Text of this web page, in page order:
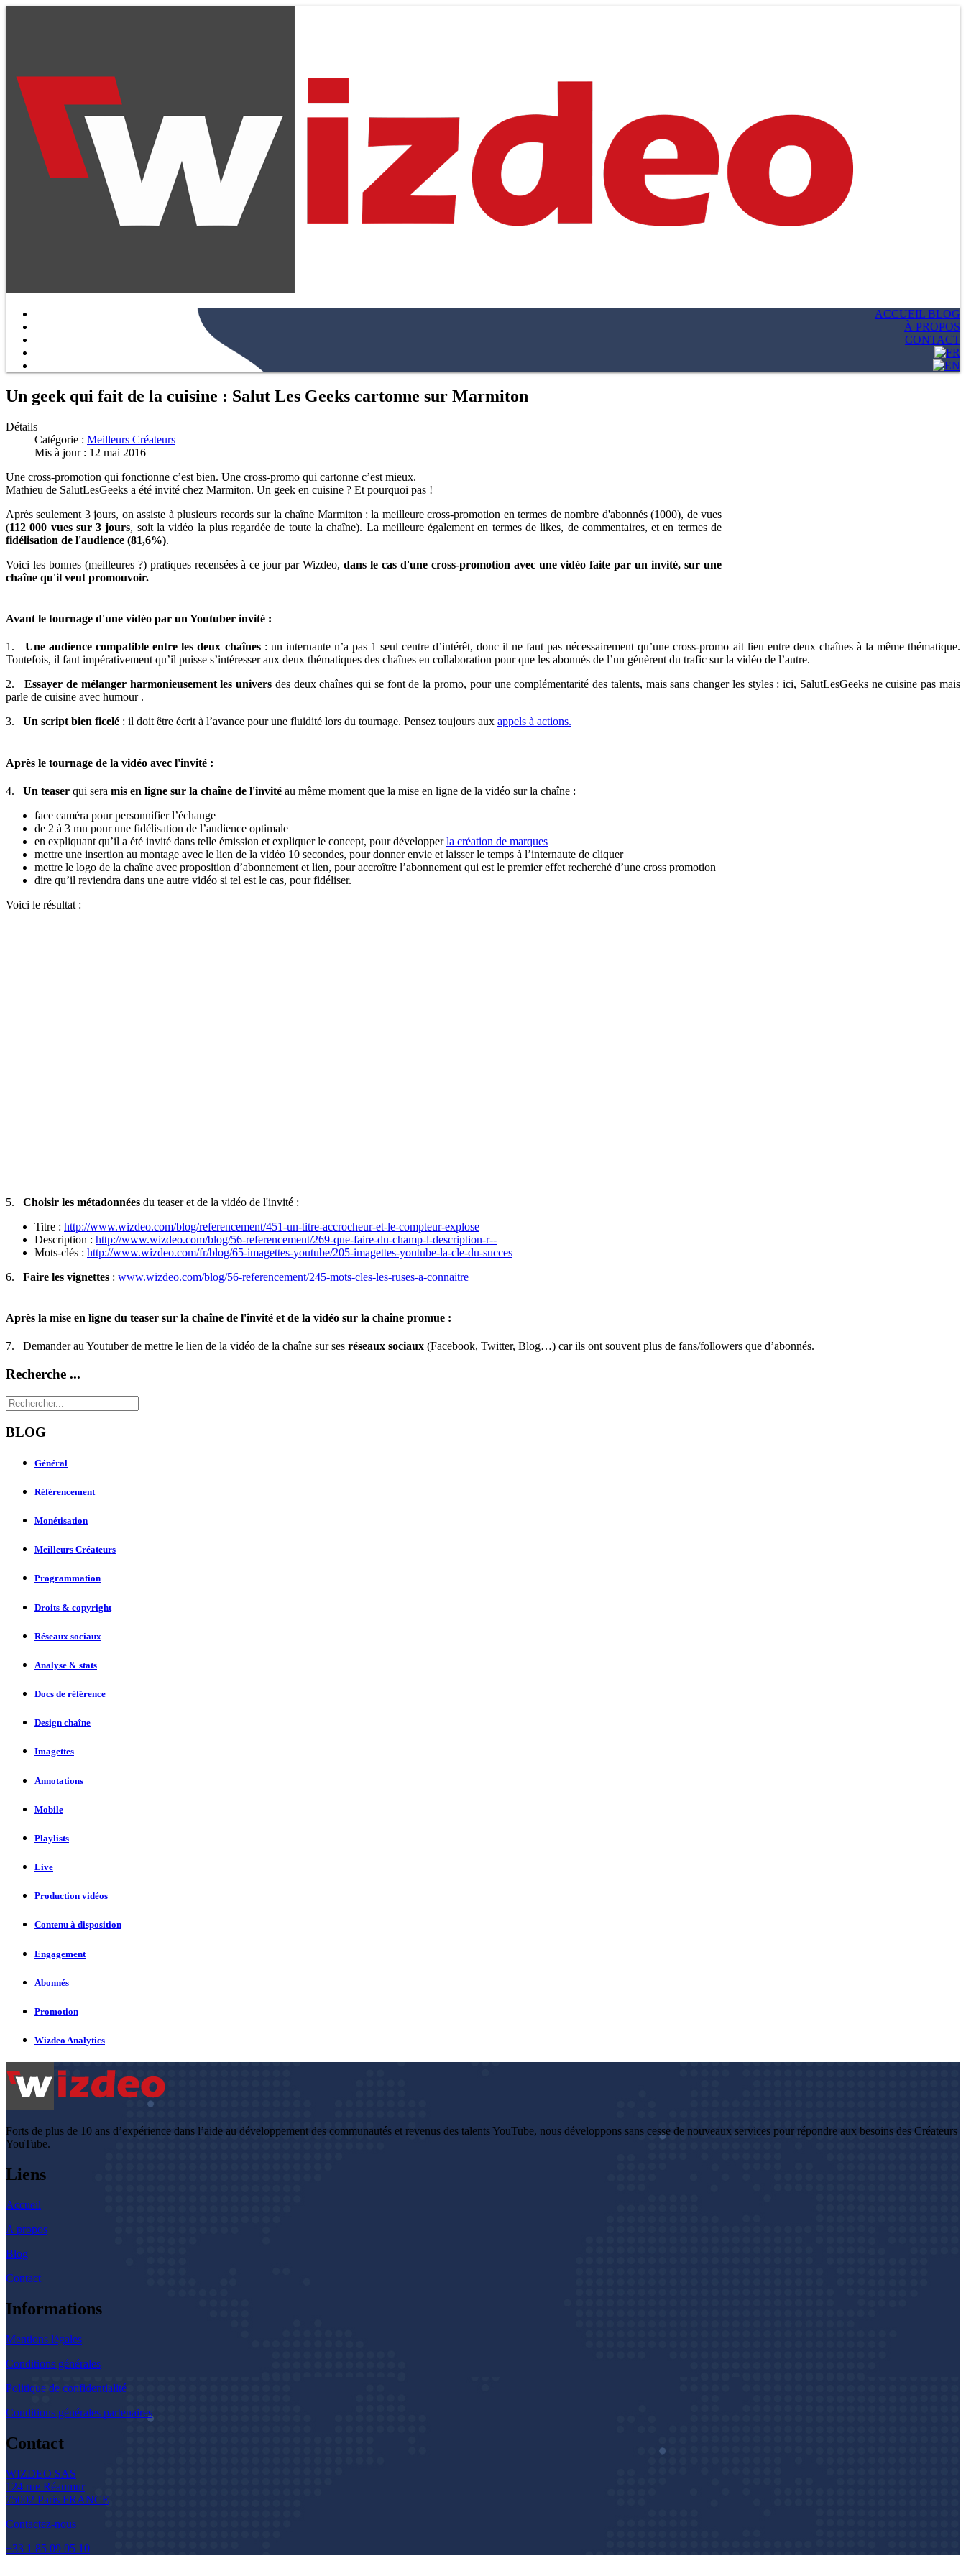
ACCUEIL BLOG
À PROPOS
CONTACT
Un geek qui fait de la cuisine : Salut Les Geeks cartonne sur Marmiton
Détails
Catégorie : Meilleurs Créateurs
Mis à jour : 12 mai 2016
Une cross-promotion qui fonctionne c’est bien. Une cross-promo qui cartonne c’est mieux.
Mathieu de SalutLesGeeks a été invité chez Marmiton. Un geek en cuisine ? Et pourquoi pas !
Après seulement 3 jours, on assiste à plusieurs records sur la chaîne Marmiton : la meilleure cross-promotion en termes de nombre d'abonnés (1000), de vues
(112 000 vues sur 3 jours, soit la vidéo la plus regardée de toute la chaîne). La meilleure également en termes de likes, de commentaires, et en termes de
fidélisation de l'audience (81,6%).
Voici les bonnes (meilleures ?) pratiques recensées à ce jour par Wizdeo, dans le cas d'une cross-promotion avec une vidéo faite par un invité, sur une
chaîne qu'il veut promouvoir.
Avant le tournage d'une vidéo par un Youtuber invité :
1.Une audience compatible entre les deux chaînes: un internaute n’a pas 1 seul centre d’intérêt, donc il ne faut pas nécessairement qu’une cross-promo ait lieu entre deux chaînes à la même thématique.
Toutefois, il faut impérativement qu’il puisse s’intéresser aux deux thématiques des chaînes en collaboration pour que les abonnés de l’un génèrent du trafic sur la vidéo de l’autre.
2.Essayer de mélanger harmonieusement les univers des deux chaînes qui se font de la promo, pour une complémentarité des talents, mais sans changer les styles : ici, SalutLesGeeks ne cuisine pas mais
parle de cuisine avec humour .
3. Un script bien ficelé : il doit être écrit à l’avance pour une fluidité lors du tournage. Pensez toujours aux appels à actions.
Après le tournage de la vidéo avec l'invité :
4. Un teaser qui sera mis en ligne sur la chaîne de l'invité au même moment que la mise en ligne de la vidéo sur la chaîne :
face caméra pour personnifier l’échange
de 2 à 3 mn pour une fidélisation de l’audience optimale
en expliquant qu’il a été invité dans telle émission et expliquer le concept, pour développerla création de marques
mettre une insertion au montage avec le lien de la vidéo 10 secondes, pour donner envie et laisser le temps à l’internaute de cliquer
mettre le logo de la chaîne avec proposition d’abonnement et lien, pour accroître l’abonnement qui est le premier effet recherché d’une cross promotion
dire qu’il reviendra dans une autre vidéo si tel est le cas, pour fidéliser.
Voici le résultat :
5. Choisir les métadonnées du teaser et de la vidéo de l'invité :
Titre : http://www.wizdeo.com/blog/referencement/451-un-titre-accrocheur-et-le-compteur-explose
Description : http://www.wizdeo.com/blog/56-referencement/269-que-faire-du-champ-l-description-r--
Mots-clés : http://www.wizdeo.com/fr/blog/65-imagettes-youtube/205-imagettes-youtube-la-cle-du-succes
6.
Faire les vignettes : www.wizdeo.com/blog/56-referencement/245-mots-cles-les-ruses-a-connaitre
Après la mise en ligne du teaser sur la chaîne de l'invité et de la vidéo sur la chaîne promue :
7. Demander au Youtuber de mettre le lien de la vidéo de la chaîne sur ses réseaux sociaux (Facebook, Twitter, Blog…) car ils ont souvent plus de fans/followers que d’abonnés.
Recherche ...
BLOG
Général
Référencement
Monétisation
Meilleurs Créateurs
Programmation
Droits & copyright
Réseaux sociaux
Analyse & stats
Docs de référence
Design chaîne
Imagettes
Annotations
Mobile
Playlists
Live
Production vidéos
Contenu à disposition
Engagement
Abonnés
Promotion
Wizdeo Analytics
Forts de plus de 10 ans d’expérience dans l’aide au développement des communautés et revenus des talents YouTube, nous développons sans cesse de nouveaux services pour répondre aux besoins des Créateurs
YouTube.
Liens
Accueil
A propos
Blog
Contact
Informations
Mentions légales
Conditions générales
Politique de confidentialité
Conditions générales partenaires
Contact
WIZDEO SAS
124 rue Réaumur
75002 Paris FRANCE
Contactez-nous
+33 1 85 09 05 10